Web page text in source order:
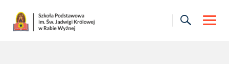
content